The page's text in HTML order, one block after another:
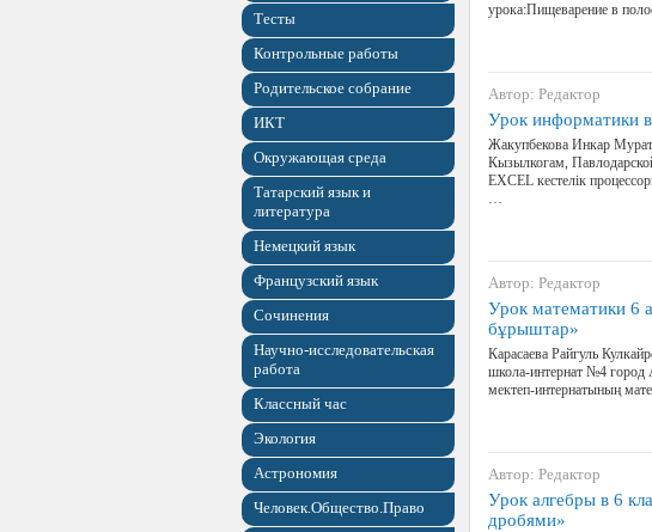
Тесты
Контрольные работы
Родительское собрание
ИКТ
Окружающая среда
Татарский язык и
литература
Немецкий язык
Французский язык
Сочинения
Научно-исследовательская
работа
Классный час
Экология
Астрономия
Человек.Общество.Право
урока:Пищеварение в
Автор: Редактор
Урок информатики
Жакупбекова Инкар
Кызылкогам,
ЕХСЕL кестелік
…
Автор: Редактор
Урок математики 6
бұрыштар»
Карасаева Райгуль
школа-интернат №4 город
мектеп-интернатының
Автор: Редактор
Урок алгебры в 6
дробями»